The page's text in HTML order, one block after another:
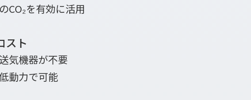
CO₂を有効に活用
スト
気機器が不要
動力で可能